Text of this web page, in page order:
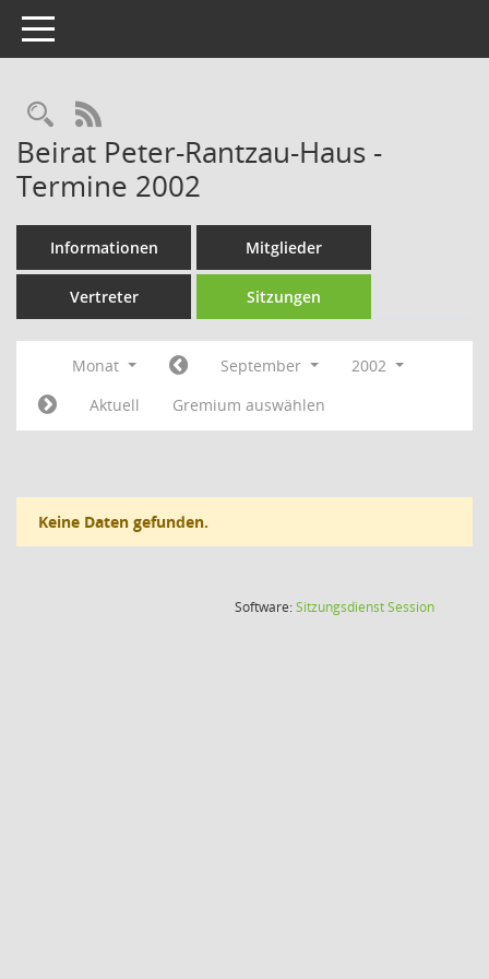
Toggle navigation
Rechercheauswahl
RSS-Feed
Beirat Peter-Rantzau-Haus -
Termine 2002
Informationen Mitglieder
Vertreter Sitzungen
Monat September
2002
Aktuell
Gremium auswählen
Keine Daten gefunden.
Software:SitzungsdienstSession(Wird in